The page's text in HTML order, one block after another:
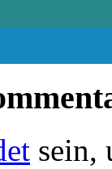
sein,